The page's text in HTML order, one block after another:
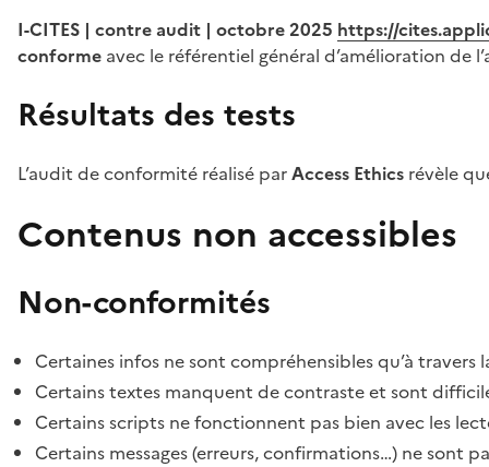
I-CITES | contre audit | octobre 2025 https://
conforme avec le référentiel général d’amélioration de
Résultats des tests
L’audit de conformité réalisé parAccess Ethics révèle
Contenus non accessibles
Non-conformités
Certaines infos ne sont compréhensibles qu’à travers
Certains textes manquent de contraste et sont
Certains scripts ne fonctionnent pas bien avec les
Certains messages (erreurs, confirmations…) ne sont